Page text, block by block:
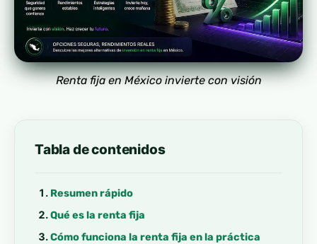
Renta fija en México invierte con visión
Tabla de contenidos
Resumen rápido
Qué es la renta fija
Cómo funciona la renta fija en la práctica